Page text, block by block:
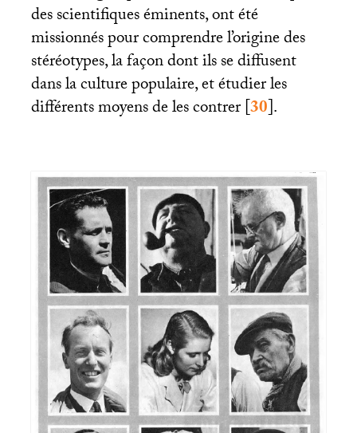
des scientifiques éminents, ont été
missionnés pour comprendre l’origine des
stéréotypes, la façon dont ils se diffusent
dans la culture populaire, et étudier les
différents moyens de les contrer[30].